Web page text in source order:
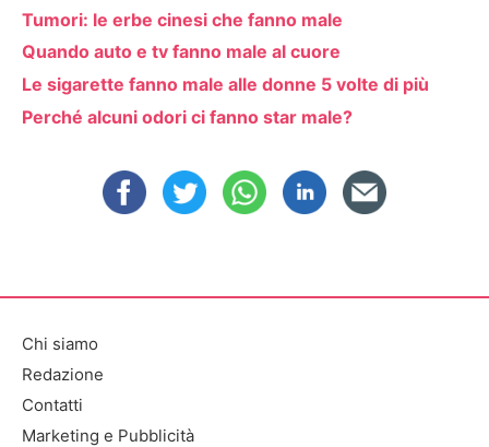
Tumori: le erbe cinesi che fanno male
Quando auto e tv fanno male al cuore
Le sigarette fanno male alle donne 5 volte di più
Perché alcuni odori ci fanno star male?
Chi siamo
Redazione
Contatti
Marketing e Pubblicità